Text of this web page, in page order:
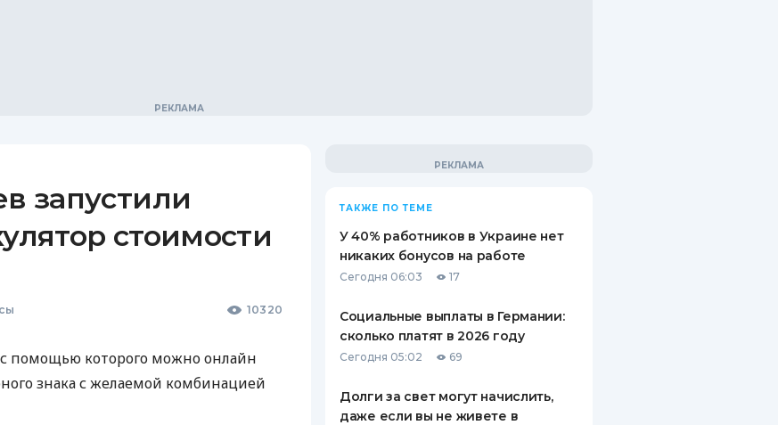
запустили
стоимости
10320
с помощью которого можно онлайн
знака с желаемой комбинацией
ТАКЖЕ ПО ТЕМЕ
У 40% работников в Украине нет
никаких бонусов на работе
Сегодня 06:03 17
Социальные выплаты в Германии:
сколько платят в 2026 году
Сегодня 05:02 69
Долги за свет могут начислить,
даже если вы не живете в